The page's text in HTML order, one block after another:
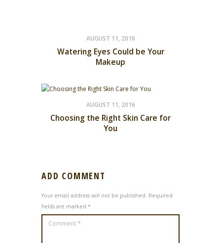
AUGUST 11, 2016
Watering Eyes Could be Your
Makeup
AUGUST 11, 2016
Choosing the Right Skin Care for
You
ADD COMMENT
Your email address will not be published. Required
fields are marked *